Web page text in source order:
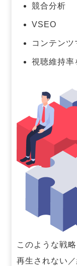
競合分析
VSEO
コンテンツ
視聴維持率
このような戦
再生されない